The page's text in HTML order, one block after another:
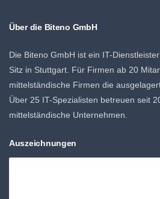
Über die Biteno GmbH
Die Biteno GmbH ist ein IT-
Sitz in Stuttgart. Für Firmen ab 20
mittelständische Firmen die
Über 25 IT-Spezialisten betreuen seit
mittelständische Unternehmen.
Auszeichnungen